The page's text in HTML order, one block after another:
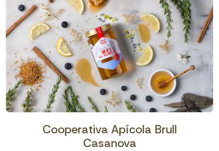
Cooperativa Apícola Brull
Casanova